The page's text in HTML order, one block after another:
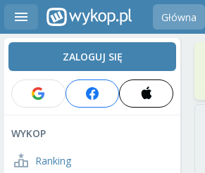
Główna
ZALOGUJ SIĘ
WYKOP
Ranking